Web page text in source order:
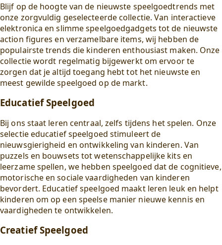
Blijf op de hoogte van de nieuwste speelgoedtrends met
onze zorgvuldig geselecteerde collectie. Van interactieve
elektronica en slimme speelgoedgadgets tot de nieuwste
action figures en verzamelbare items, wij hebben de
populairste trends die kinderen enthousiast maken. Onze
collectie wordt regelmatig bijgewerkt om ervoor te
zorgen dat je altijd toegang hebt tot het nieuwste en
meest gewilde speelgoed op de markt.
Educatief Speelgoed
Bij ons staat leren centraal, zelfs tijdens het spelen. Onze
selectie educatief speelgoed stimuleert de
nieuwsgierigheid en ontwikkeling van kinderen. Van
puzzels en bouwsets tot wetenschappelijke kits en
leerzame spellen, we hebben speelgoed dat de cognitieve,
motorische en sociale vaardigheden van kinderen
bevordert. Educatief speelgoed maakt leren leuk en helpt
kinderen om op een speelse manier nieuwe kennis en
vaardigheden te ontwikkelen.
Creatief Speelgoed